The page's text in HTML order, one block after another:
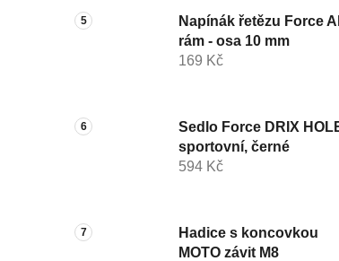
Napínák řetězu Force
rám - osa 10 mm
169 Kč
Sedlo Force DRIX
sportovní, černé
594 Kč
Hadice s koncovkou
MOTO závit M8